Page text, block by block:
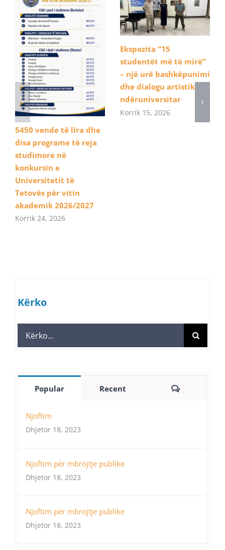
5450 vende të lira dhe
disa programe të reja
studimore në
konkursin e
Universitetit të
Tetovës për vitin
akademik 2026/2027
Korrik 24, 2026
Ekspozita “15
studentët më të mirë”
– një urë bashkëpunimi
dhe dialogu artistik
ndëruniversitar
Korrik 15, 2026
Kërko
Search
for:
Popular Recent Comments
Njoftim
Dhjetor 18, 2023
Njoftim për mbrojtje publike
Dhjetor 18, 2023
Njoftim për mbrojtje publike
Dhjetor 18, 2023